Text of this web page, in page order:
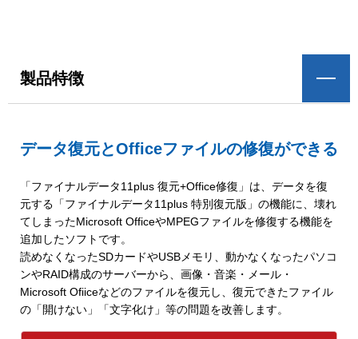
製品特徴
データ復元とOfficeファイルの修復ができる
「ファイナルデータ11plus 復元+Office修復」は、データを復
元する「ファイナルデータ11plus 特別復元版」の機能に、壊れ
てしまったMicrosoft OfficeやMPEGファイルを修復する機能を
追加したソフトです。
読めなくなったSDカードやUSBメモリ、動かなくなったパソコ
ンやRAID構成のサーバーから、画像・音楽・メール・
Microsoft Ofiiceなどのファイルを復元し、復元できたファイル
の「開けない」「文字化け」等の問題を改善します。